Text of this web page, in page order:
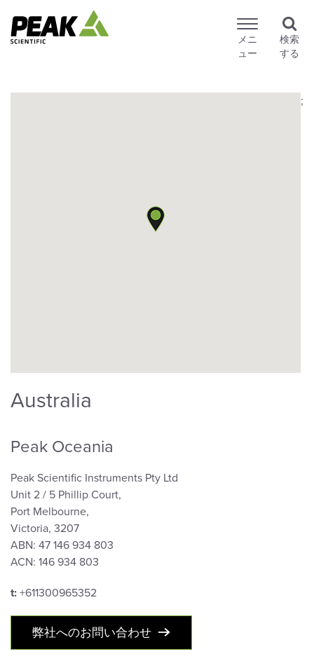
メニ
ュー
検索
する
;
Australia
Peak Oceania
Peak Scientific Instruments Pty Ltd
Unit 2 / 5 Phillip Court,
Port Melbourne,
Victoria, 3207
ABN: 47 146 934 803
ACN: 146 934 803
t: +611300965352
弊社へのお問い合わせ